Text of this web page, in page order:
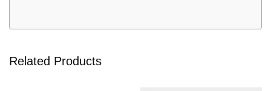
Related Products